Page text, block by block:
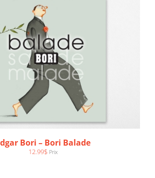
Bori – Bori Balade
12.99$ Prix
AU PANIER DÉTAILS